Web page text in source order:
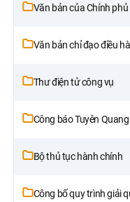
Văn bản của Chính phủ
Văn bản chỉ đạo điều
Thư điện tử công vụ
Công báo Tuyên Quang
Bộ thủ tục hành chính
Công bố quy trình giải